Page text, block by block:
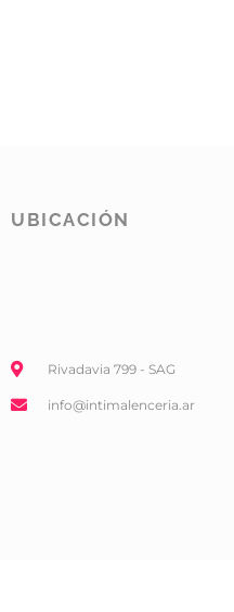
UBICACIÓN
Rivadavia 799 - SAG
info@intimalenceria.ar